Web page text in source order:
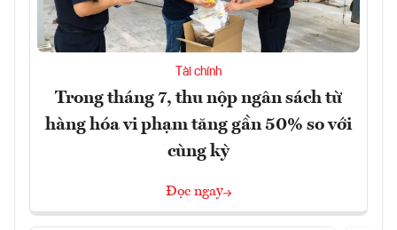
Tài chính
Trong tháng 7, thu nộp ngân sách từ
hàng hóa vi phạm tăng gần 50% so với
cùng kỳ
Đọc ngay